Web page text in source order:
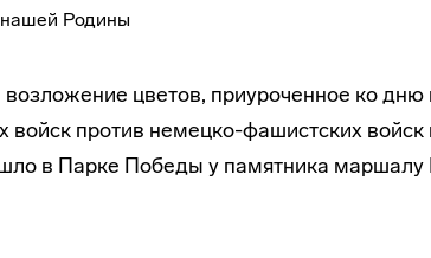
цветов, приуроченное ко дню
войск против немецко-фашистских войск
в Парке Победы у памятника маршалу